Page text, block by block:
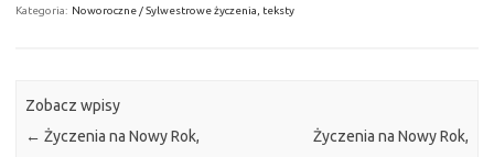
Kategoria: Noworoczne / Sylwestrowe życzenia, teksty
Zobacz wpisy
← Życzenia na Nowy Rok,
Życzenia na Nowy Rok,